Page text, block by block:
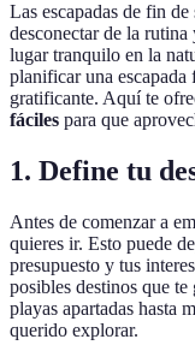
Las escapadas de fin
desconectar de la rutina
lugar tranquilo en la
planificar una
gratificante. Aquí te
fáciles para que
1. Define tu
Antes de comenzar a
quieres ir. Esto puede
presupuesto y tus
posibles destinos que
playas apartadas hasta
querido explorar.